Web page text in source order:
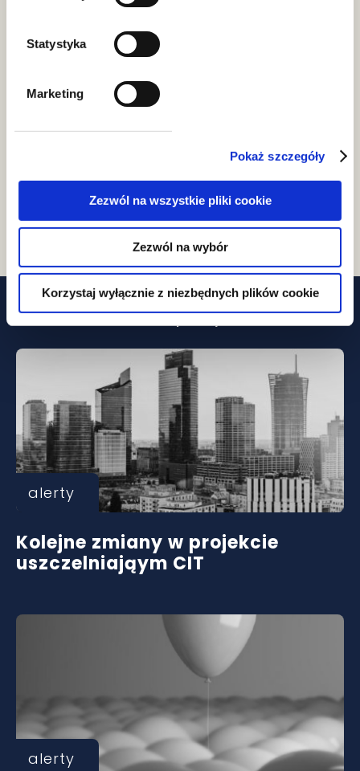
Statystyka
Marketing
Pokaż szczegóły
Zezwól na wszystkie pliki cookie
Zezwól na wybór
Korzystaj wyłącznie z niezbędnych plików cookie
Aleksandra Witek
aplikantka radcowska, junior associate
Aleksandra.Witek@gww.pl
Powiązane wpisy
alerty
Kolejne zmiany w projekcie
uszczelniająym CIT
alerty